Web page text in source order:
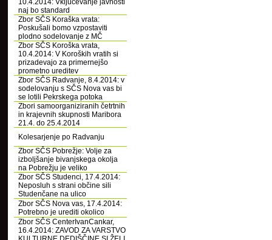
10.4.2014: Vključevanje javnosti
naj bo standard
Zbor SČS Koraška vrata:
Poskušali bomo vzpostaviti
plodno sodelovanje z MČ
Zbor SČS Koroška vrata,
10.4.2014: V Koroških vratih si
prizadevajo za primernejšo
prometno ureditev
Zbor SČS Radvanje, 8.4.2014: v
sodelovanju s SČS Nova vas bi
se lotili Pekrskega potoka
Zbori samoorganiziranih četrtnih
in krajevnih skupnosti Maribora
21.4. do 25.4.2014
Kolesarjenje po Radvanju
Zbor SČS Pobrežje: Volje za
izboljšanje bivanjskega okolja
na Pobrežju je veliko
Zbor SČS Studenci, 17.4.2014:
Neposluh s strani občine sili
Studenčane na ulico
Zbor SČS Nova vas, 17.4.2014:
Potrebno je urediti okolico
Zbor SČS CenterIvanCankar,
16.4.2014: ZAVOD ZA VARSTVO